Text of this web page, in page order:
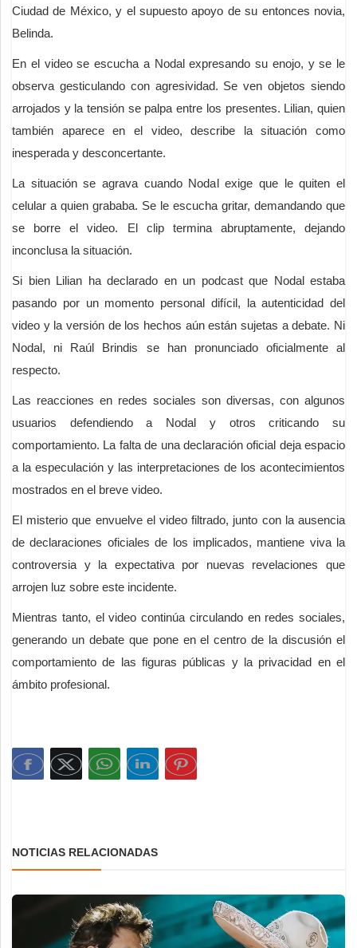
Ciudad de México, y el supuesto apoyo de su entonces novia,
Belinda.
En el video se escucha a Nodal expresando su enojo, y se le
observa gesticulando con agresividad. Se ven objetos siendo
arrojados y la tensión se palpa entre los presentes. Lilian, quien
también aparece en el video, describe la situación como
inesperada y desconcertante.
La situación se agrava cuando Nodal exige que le quiten el
celular a quien grababa. Se le escucha gritar, demandando que
se borre el video. El clip termina abruptamente, dejando
inconclusa la situación.
Si bien Lilian ha declarado en un podcast que Nodal estaba
pasando por un momento personal difícil, la autenticidad del
video y la versión de los hechos aún están sujetas a debate. Ni
Nodal, ni Raúl Brindis se han pronunciado oficialmente al
respecto.
Las reacciones en redes sociales son diversas, con algunos
usuarios defendiendo a Nodal y otros criticando su
comportamiento. La falta de una declaración oficial deja espacio
a la especulación y las interpretaciones de los acontecimientos
mostrados en el breve video.
El misterio que envuelve el video filtrado, junto con la ausencia
de declaraciones oficiales de los implicados, mantiene viva la
controversia y la expectativa por nuevas revelaciones que
arrojen luz sobre este incidente.
Mientras tanto, el video continúa circulando en redes sociales,
generando un debate que pone en el centro de la discusión el
comportamiento de las figuras públicas y la privacidad en el
ámbito profesional.
NOTICIAS RELACIONADAS